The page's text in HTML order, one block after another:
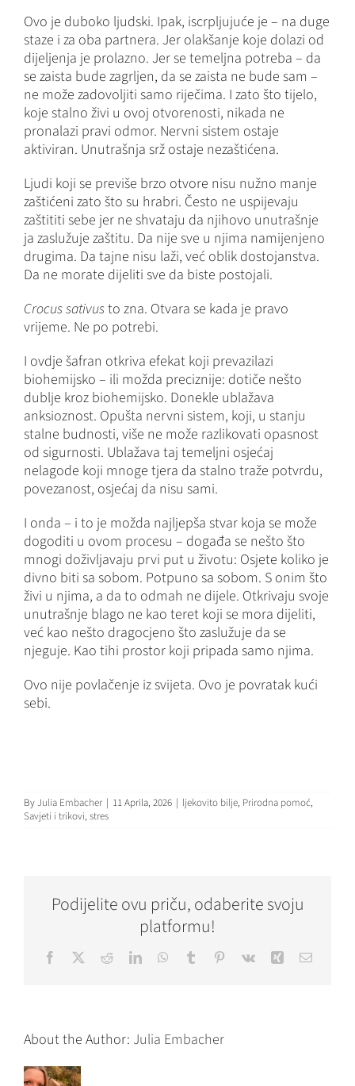
Ovo je duboko ljudski. Ipak, iscrpljujuće je – na duge
staze i za oba partnera. Jer olakšanje koje dolazi od
dijeljenja je prolazno. Jer se temeljna potreba – da
se zaista bude zagrljen, da se zaista ne bude sam –
ne može zadovoljiti samo riječima. I zato što tijelo,
koje stalno živi u ovoj otvorenosti, nikada ne
pronalazi pravi odmor. Nervni sistem ostaje
aktiviran. Unutrašnja srž ostaje nezaštićena.
Ljudi koji se previše brzo otvore nisu nužno manje
zaštićeni zato što su hrabri. Često ne uspijevaju
zaštititi sebe jer ne shvataju da njihovo unutrašnje
ja zaslužuje zaštitu. Da nije sve u njima namijenjeno
drugima. Da tajne nisu laži, već oblik dostojanstva.
Da ne morate dijeliti sve da biste postojali.
Crocus sativusto zna. Otvara se kada je pravo
vrijeme. Ne po potrebi.
I ovdje šafran otkriva efekat koji prevazilazi
biohemijsko – ili možda preciznije: dotiče nešto
dublje kroz biohemijsko. Donekle ublažava
anksioznost. Opušta nervni sistem, koji, u stanju
stalne budnosti, više ne može razlikovati opasnost
od sigurnosti. Ublažava taj temeljni osjećaj
nelagode koji mnoge tjera da stalno traže potvrdu,
povezanost, osjećaj da nisu sami.
I onda – i to je možda najljepša stvar koja se može
dogoditi u ovom procesu – događa se nešto što
mnogi doživljavaju prvi put u životu: Osjete koliko je
divno biti sa sobom. Potpuno sa sobom. S onim što
živi u njima, a da to odmah ne dijele. Otkrivaju svoje
unutrašnje blago ne kao teret koji se mora dijeliti,
već kao nešto dragocjeno što zaslužuje da se
njeguje. Kao tihi prostor koji pripada samo njima.
Ovo nije povlačenje iz svijeta. Ovo je povratak kući
sebi.
ByJulia Embacher | 11 Aprila, 2026 | ljekovito bilje, Prirodna pomoć,
Savjeti i trikovi, stres
Podijelite ovu priču, odaberite svoju
platformu!
Facebook RedditLinkedInWhatsApp
Tumblr Pinterest
Vk Xing Email
About the Author: Julia Embacher